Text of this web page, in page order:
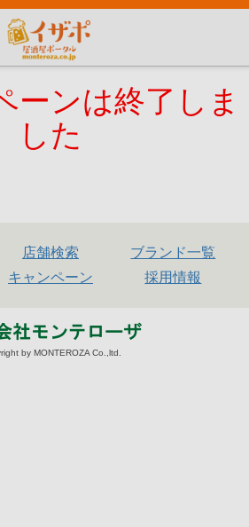
ーンは終了しま
した
店舗検索
ブランド一覧
キャンペーン 採用情報
by MONTEROZA Co.,ltd.